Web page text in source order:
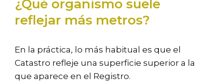
¿Qué organismo suele
reflejar más metros?
En la práctica, lo más habitual es que el
Catastro refleje una superficie superior a la
que aparece en el Registro.